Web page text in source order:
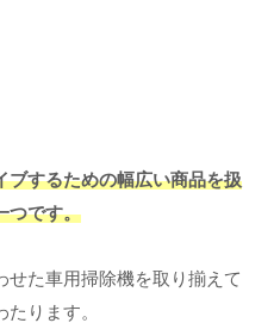
ブするための幅広い商品を扱
つです。
た車用掃除機を取り揃えて
ります。